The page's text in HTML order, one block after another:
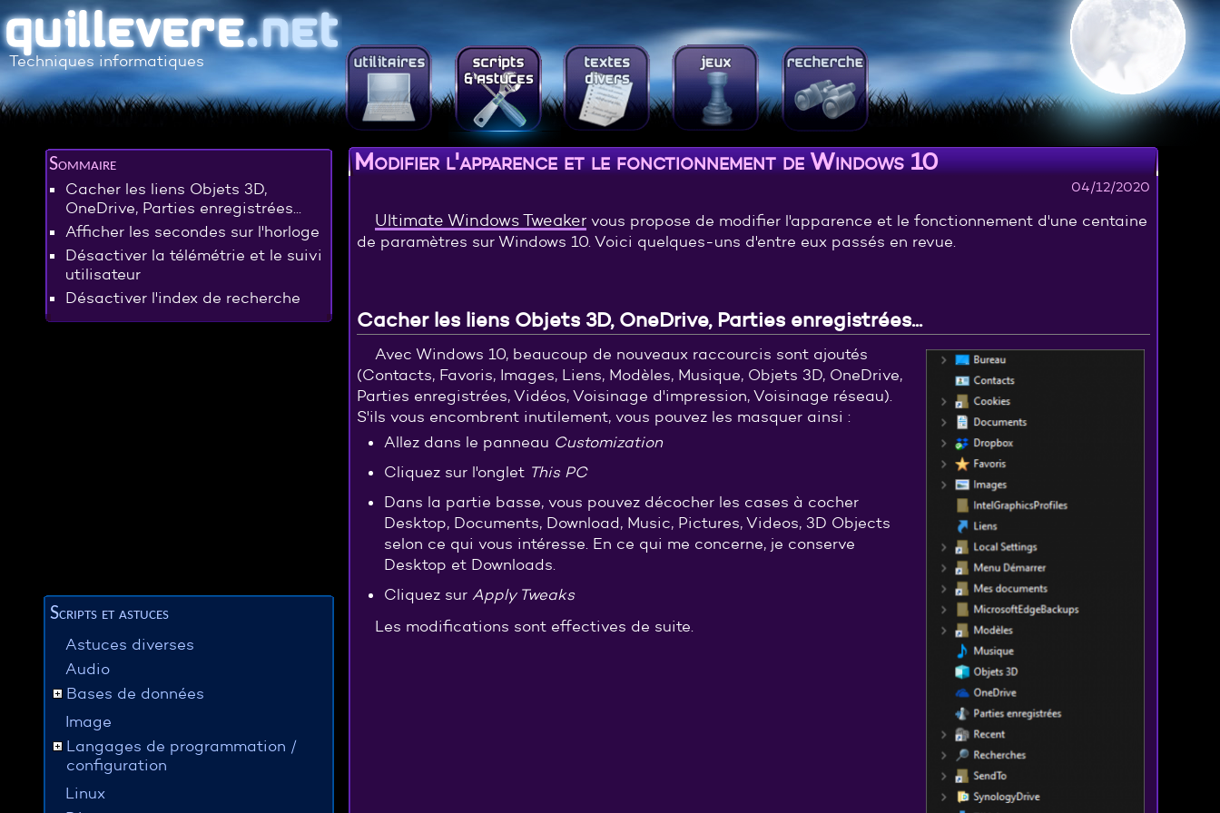
Techniques informatiques
Sommaire
Cacher les liens Objets 3D,
OneDrive, Parties enregistrées...
Afficher les secondes sur l'horloge
Désactiver la télémétrie et le suivi
utilisateur
Désactiver l'index de recherche
Scripts et astuces
Astuces diverses
Audio
Bases de données
Image
Langages de programmation /
configuration
Linux
Modifier l'apparence et le fonctionnement de Windows 10
04/12/2020
Ultimate Windows Tweaker vous propose de modifier l'apparence et le fonctionnement d'une centaine
de paramètres sur Windows 10. Voici quelques-uns d'entre eux passés en revue.
Cacher les liens Objets 3D, OneDrive, Parties enregistrées...
Avec Windows 10, beaucoup de nouveaux raccourcis sont ajoutés
(Contacts, Favoris, Images, Liens, Modèles, Musique, Objets 3D, OneDrive,
Parties enregistrées, Vidéos, Voisinage d'impression, Voisinage réseau).
S'ils vous encombrent inutilement, vous pouvez les masquer ainsi :
Allez dans le panneau Customization
Cliquez sur l'onglet This PC
Dans la partie basse, vous pouvez décocher les cases à cocher
Desktop, Documents, Download, Music, Pictures, Videos, 3D Objects
selon ce qui vous intéresse. En ce qui me concerne, je conserve
Desktop et Downloads.
Cliquez surApply Tweaks
Les modifications sont effectives de suite.